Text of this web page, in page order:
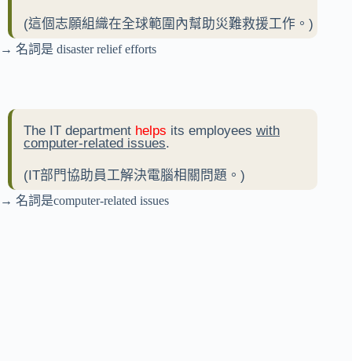
(這個志願組織在全球範圍內幫助災難救援工作。)
→ 名詞是 disaster relief efforts
The IT department helps its employees with
computer-related issues.
(IT部門協助員工解決電腦相關問題。)
→ 名詞是computer-related issues